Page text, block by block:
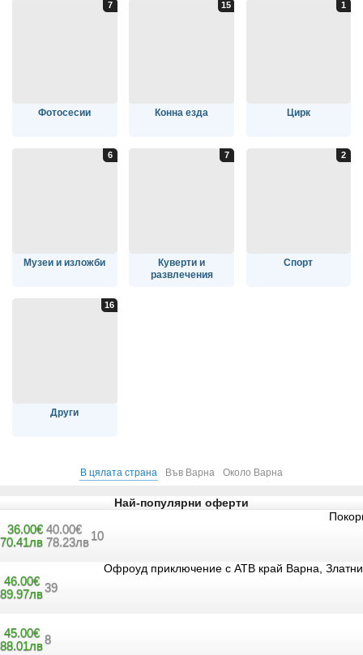
Фотосесии Конна езда Цирк
Музеи и изложби
Куверти и
развлечения
Спорт
Други
В цялата страна Във Варна Около Варна
Най-популярни оферти
36.00€ 40.00€
70.41лв 78.23лв10
Oфроуд приключение с АТВ край Варна,
46.00€
89.97лв39
45.00€
88.01лв8